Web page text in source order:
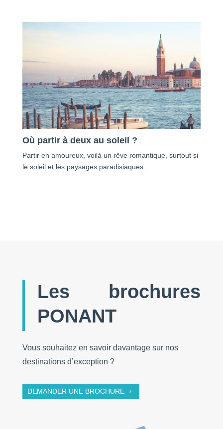
Où partir à deux au soleil ?
Partir en amoureux, voilà un rêve romantique, surtout si
le soleil et les paysages paradisiaques…
Les brochures
PONANT
Vous souhaitez en savoir davantage sur nos
destinations d’exception ?
DEMANDER UNE BROCHURE